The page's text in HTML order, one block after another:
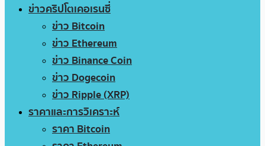
ข่าวคริปโตเคอเรนซี่
ข่าว Bitcoin
ข่าว Ethereum
ข่าว Binance Coin
ข่าว Dogecoin
ข่าว Ripple (XRP)
ราคาและการวิเคราะห์
ราคา Bitcoin